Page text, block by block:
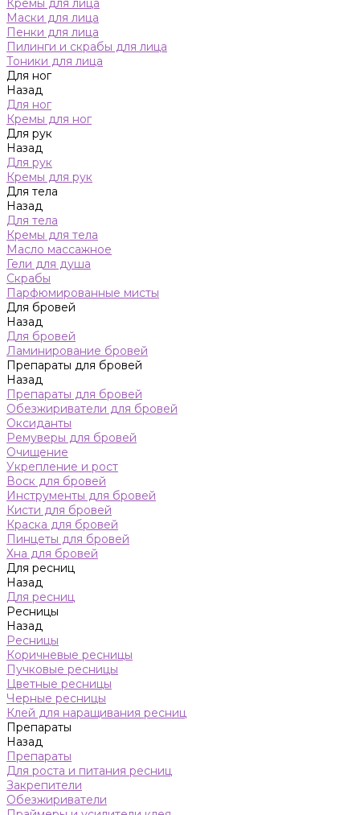
Кремы для лица
Маски для лица
Пенки для лица
Пилинги и скрабы для лица
Тоники для лица
Для ног
Назад
Для ног
Кремы для ног
Для рук
Назад
Для рук
Кремы для рук
Для тела
Назад
Для тела
Кремы для тела
Масло массажное
Гели для душа
Скрабы
Парфюмированные мисты
Для бровей
Назад
Для бровей
Ламинирование бровей
Препараты для бровей
Назад
Препараты для бровей
Обезжириватели для бровей
Оксиданты
Ремуверы для бровей
Очищение
Укрепление и рост
Воск для бровей
Инструменты для бровей
Кисти для бровей
Краска для бровей
Пинцеты для бровей
Хна для бровей
Для ресниц
Назад
Для ресниц
Ресницы
Назад
Ресницы
Коричневые ресницы
Пучковые ресницы
Цветные ресницы
Черные ресницы
Клей для наращивания ресниц
Препараты
Назад
Препараты
Для роста и питания ресниц
Закрепители
Обезжириватели